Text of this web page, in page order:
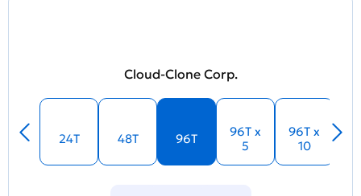
Cloud-Clone Corp.
24T 48T 96T
96T x
5
96T x
10